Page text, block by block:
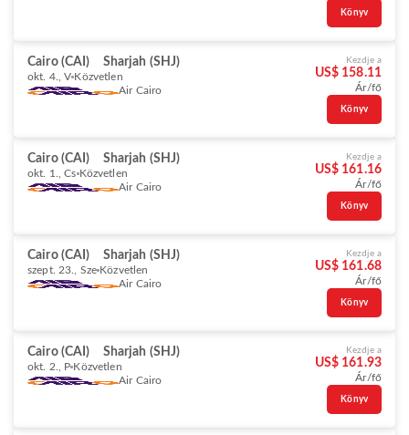
Könyv
Cairo (CAI) Sharjah (SHJ)
okt. 4., V Közvetlen
Air Cairo
Kezdje a
US$ 158.11
Ár/fő
Könyv
Cairo (CAI) Sharjah (SHJ)
okt. 1., Cs Közvetlen
Air Cairo
Kezdje a
US$ 161.16
Ár/fő
Könyv
Cairo (CAI) Sharjah (SHJ)
szept. 23., Sze Közvetlen
Air Cairo
Kezdje a
US$ 161.68
Ár/fő
Könyv
Cairo (CAI) Sharjah (SHJ)
okt. 2., P Közvetlen
Air Cairo
Kezdje a
US$ 161.93
Ár/fő
Könyv